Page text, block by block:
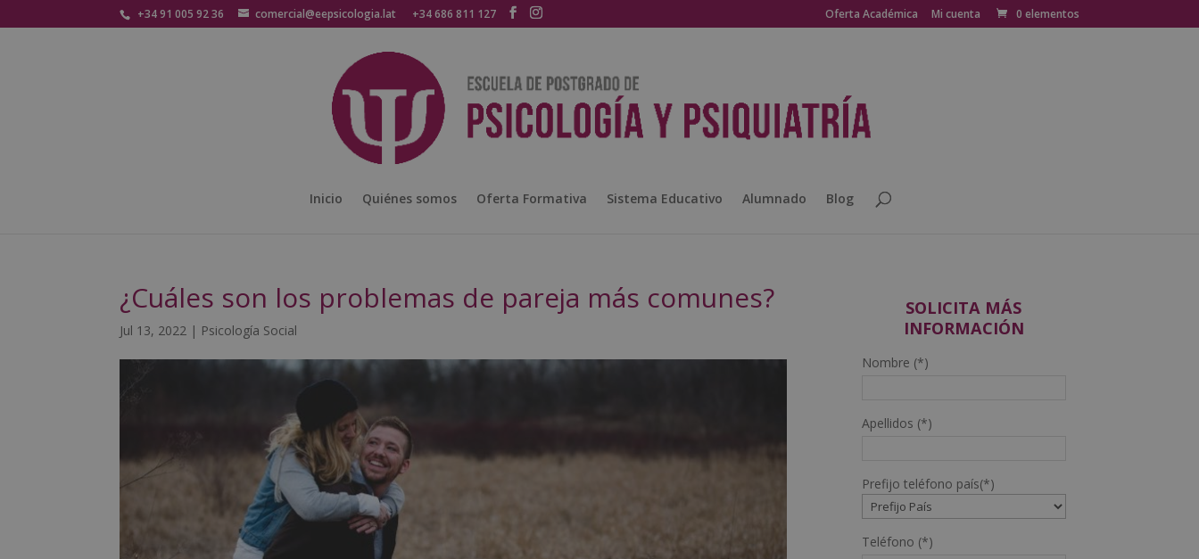
+34 91 005 92 36 comercial@eepsicologia.lat +34 686 811 127 Oferta Académica Mi cuenta 0 elementos
Inicio Quiénes somos Oferta Formativa Sistema Educativo Alumnado Blog
¿Cuáles son los problemas de pareja más comunes?
Jul 13, 2022 | Psicología Social
SOLICITA MÁS
INFORMACIÓN
Nombre (*)
Apellidos (*)
Prefijo teléfono país(*)
Teléfono (*)